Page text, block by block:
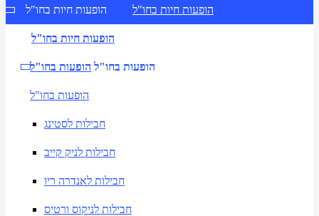
הופעות חיות בחו"ל הופעות חיות בחו"ל
הופעות חיות בחו"ל
הופעות בחו"ל הופעות בחו"ל
הופעות בחו"ל
חבילות לסטינג
חבילות לניק קייב
חבילות לאנדרה ריו
חבילות לניקוס ורטיס